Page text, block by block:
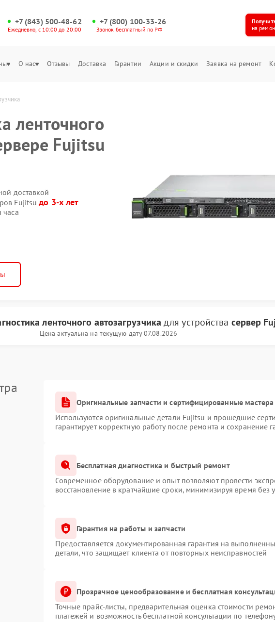
+7 (843) 500-48-62
Ежедневно, с 10:00 до 20:00
+7 (800) 100-33-26
Звонок бесплатный по РФ
на
О нас Отзывы Доставка Гарантии Акции и скидки Заявка на ремонт
ленточного
Fujitsu
доставкой
Fujitsuдо 3-х лет
часа
ленточного автозагрузчика для устройства сервер
Цена актуальна на текущую дату 07.08.2026
Оригинальные запчасти и сертифицированные мастера
Используются оригинальные детали Fujitsu и прошедшие
гарантирует корректную работу после ремонта и сохранение
Бесплатная диагностика и быстрый ремонт
Современное оборудование и опыт позволяют провести
восстановление в кратчайшие сроки, минимизируя время без
Гарантия на работы и запчасти
Предоставляется документированная гарантия на
детали, что защищает клиента от повторных неисправностей
Прозрачное ценообразование и бесплатная
Точные прайс-листы, предварительная оценка стоимости
платежей и возможность бесплатной консультации по